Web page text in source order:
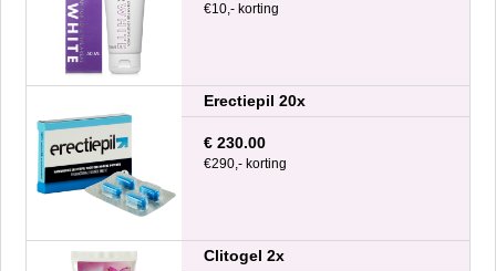
€10,- korting
Erectiepil 20x
€ 230.00
€290,- korting
Clitogel 2x